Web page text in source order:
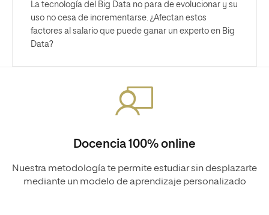
La tecnología del Big Data no para de evolucionar y su
uso no cesa de incrementarse. ¿Afectan estos
factores al salario que puede ganar un experto en Big
Data?
Docencia 100% online
Nuestra metodología te permite estudiar sin desplazarte
mediante un modelo de aprendizaje personalizado